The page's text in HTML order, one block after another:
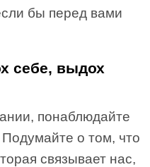
бы перед вами
себе, выдох
понаблюдайте
о том, что
связывает нас,